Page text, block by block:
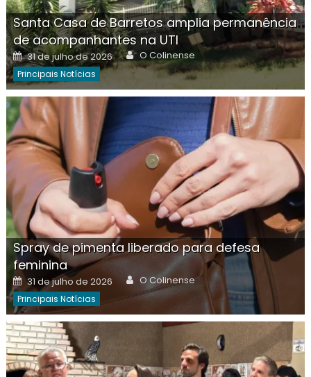
Santa Casa de Barretos amplia permanência
de acompanhantes na UTI
Posted
on
31 de julho de 2026 Author
O Colinense
Principais Notícias
Spray de pimenta liberado para defesa
feminina
Posted
on
31 de julho de 2026 Author
O Colinense
Principais Notícias